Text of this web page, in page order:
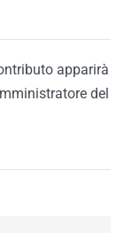
apparirà
del